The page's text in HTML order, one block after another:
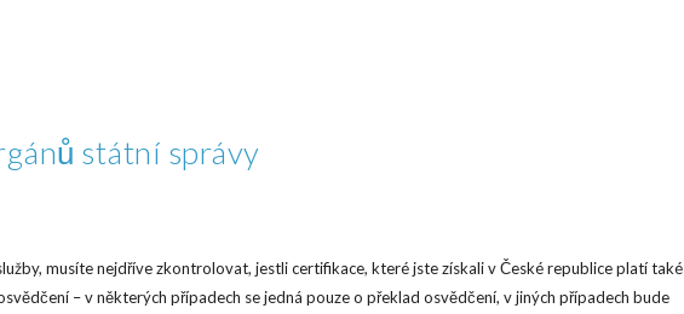
státní správy
musíte nejdříve zkontrolovat, jestli certifikace, které jste získali v České republice platí také
– v některých případech se jedná pouze o překlad osvědčení, v jiných případech bude